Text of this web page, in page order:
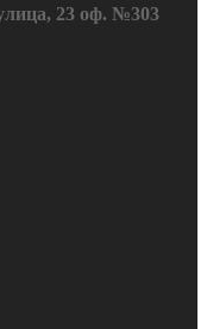
23 оф. №303